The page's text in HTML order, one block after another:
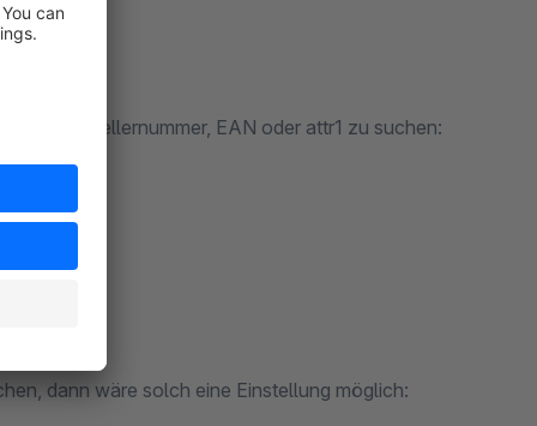
Herstellernummer, EAN oder attr1 zu suchen:
dann wäre solch eine Einstellung möglich: